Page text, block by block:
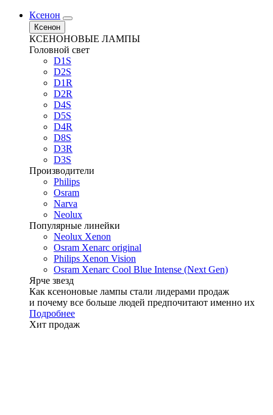
Ксенон
Ксенон
КСЕНОНОВЫЕ ЛАМПЫ
Головной свет
D1S
D2S
D1R
D2R
D4S
D5S
D4R
D8S
D3R
D3S
Производители
Philips
Osram
Narva
Neolux
Популярные линейки
Neolux Xenon
Osram Xenarc original
Philips Xenon Vision
Osram Xenarc Cool Blue Intense (Next Gen)
Ярче звезд
Как ксеноновые лампы стали лидерами продаж
и почему все больше людей предпочитают именно их
Подробнее
Хит продаж